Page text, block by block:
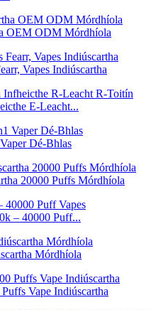
OEM ODM Mórdhíola
Vapes Indiúscartha
E-Leacht...
Dé-Bhlas
20000 Puffs Mórdhíola
– 40000 Puff...
Mórdhíola
Vape Indiúscartha